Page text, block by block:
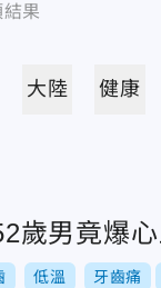
結果
大陸 健康
歲男竟爆
低溫 牙齒痛